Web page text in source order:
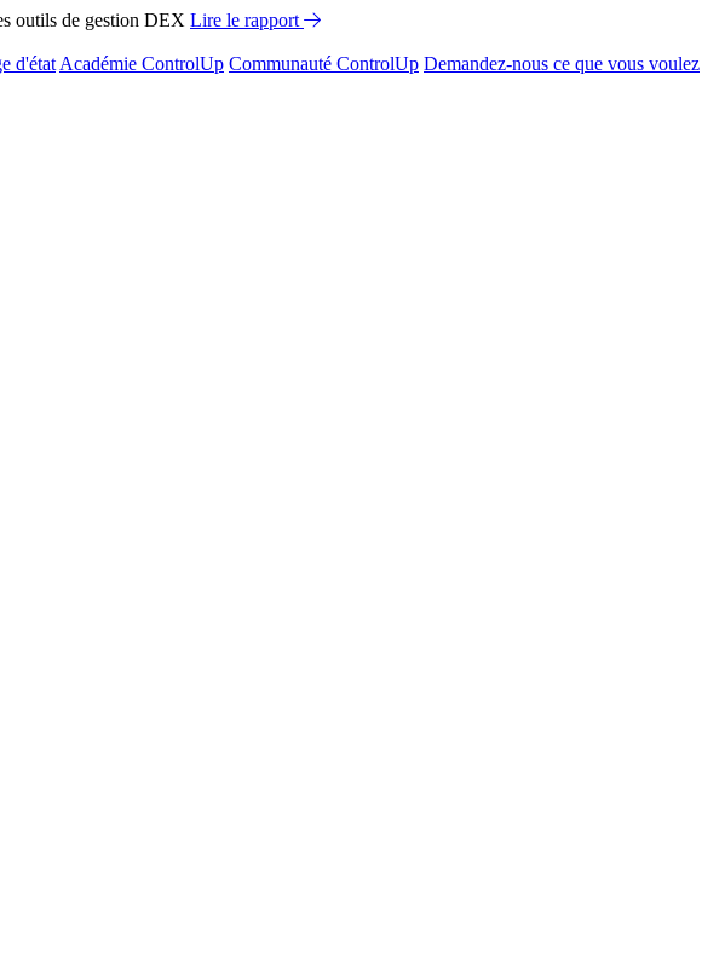
outils de gestion DEX Lire le rapport
d'état Académie ControlUp Communauté ControlUp Demandez-nous ce que vous voulez